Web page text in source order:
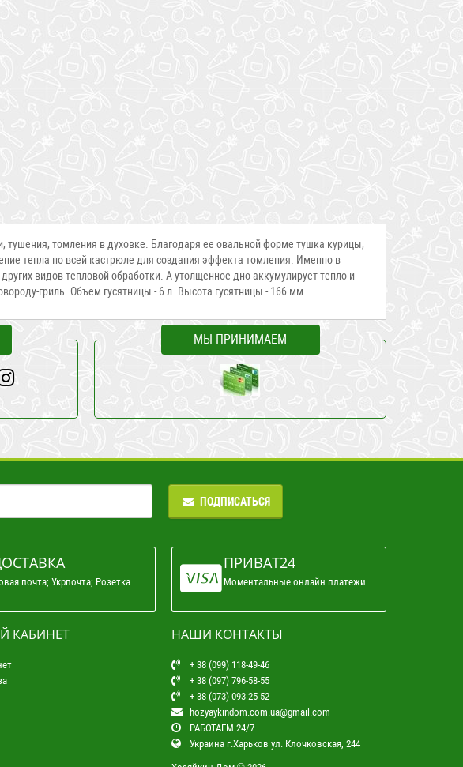
тушения, томления в духовке. Благодаря ее овальной форме тушка курицы,
тепла по всей кастрюле для создания эффекта томления. Именно в
видов тепловой обработки. А утолщенное дно аккумулирует тепло и
гриль. Объем гусятницы - 6 л. Высота гусятницы - 166 мм.
МЫ ПРИНИМАЕМ
ПОДПИСАТЬСЯ
почта; Укрпочта; Розетка.
ПРИВАТ24
Моментальные онлайн платежи
КАБИНЕТ НАШИ КОНТАКТЫ
+ 38 (099) 118-49-46
+ 38 (097) 796-58-55
+ 38 (073) 093-25-52
hozyaykindom.com.ua@gmail.com
РАБОТАЕМ 24/7
Украина г.Харьков ул. Клочковская, 244